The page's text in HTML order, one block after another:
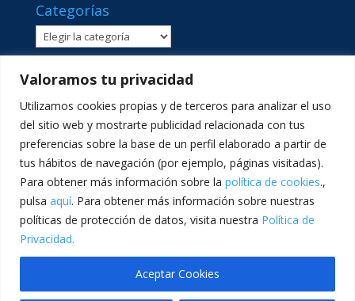
Valoramos tu privacidad
Utilizamos cookies propias y de terceros para analizar el uso
del sitio web y mostrarte publicidad relacionada con tus
preferencias sobre la base de un perfil elaborado a partir de
tus hábitos de navegación (por ejemplo, páginas visitadas).
Para obtener más información sobre la política de cookies.,
pulsa aquí. Para obtener más información sobre nuestras
políticas de protección de datos, visita nuestra Política de
Privacidad.
Aceptar Cookies
Categorías
Categorías
C/ Sant Lluís Beltrán, 8 · 46980 · Paterna, València ·
Telf: 961365540 · comunicacion@lasallevp.es